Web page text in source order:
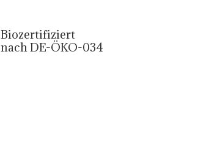
Biozertifiziert
nach DE-ÖKO-034